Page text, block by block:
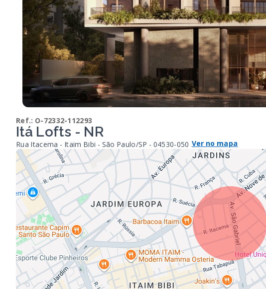
Ref.: O-72332-112293
Itá Lofts - NR
Rua Itacema - Itaim Bibi - São Paulo/SP - 04530-050 Ver no mapa